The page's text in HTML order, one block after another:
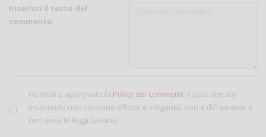
Inserisci il testo del
commento
Ho letto e approvato la Policy dei commenti. Il post che sto
inserendo non contiene offese e volgarità, non è diffamante e
non viola le leggi italiane.